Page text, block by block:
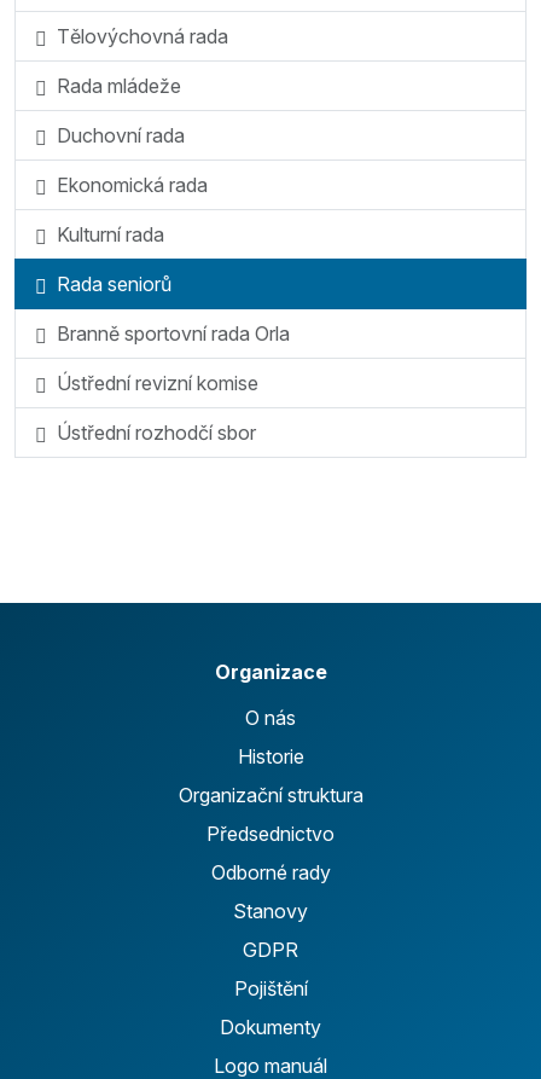
Tělovýchovná rada
Rada mládeže
Duchovní rada
Ekonomická rada
Kulturní rada
Rada seniorů
Branně sportovní rada Orla
Ústřední revizní komise
Ústřední rozhodčí sbor
Organizace
O nás
Historie
Organizační struktura
Předsednictvo
Odborné rady
Stanovy
GDPR
Pojištění
Dokumenty
Logo manuál